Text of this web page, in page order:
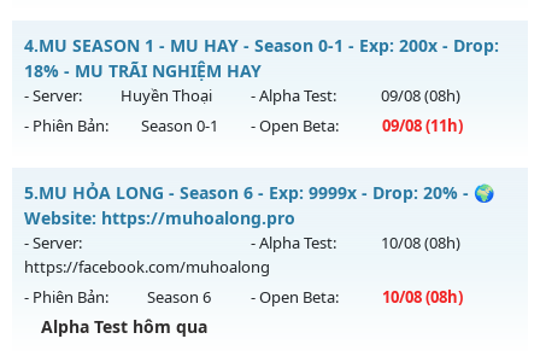
Thể loại: Mu Nguyên bản Webzen
Antihack: IGMU.DEV
Mu mới ra tháng 08 2026 - Mở máy chủ
ngày 06/08/2626
Exp: 9999x - Drop: 999%
Thể loại: Mu Custom thêm đồ mới
Antihack: Anti
4.MU SEASON 1 - MU HAY - Season 0-1 - Exp: 200x - Drop:
18% - MU TRÃI NGHIỆM HAY
- Server: Huyền Thoại - Alpha Test: 09/08(08h)
- Phiên Bản:
Season 0-1 - Open Beta: 09/08(11h)
MU SEASON 1 - MU HAY - MU TRÃI NGHIỆM HAY
Mu mới ra tháng 08 2026 - Mở máy chủ
11h ngày 09/08/2626
Exp: 200x - Drop: 18%
Kiểu reset: Reset In Game
5.MU HỎA LONG - Season 6 - Exp: 9999x - Drop: 20% - 🌍
Website: https://muhoalong.pro
- Server:
https://facebook.com/muhoalong
- Alpha Test: 10/08(08h)
- Phiên Bản: Season 6 - Open Beta: 10/08(08h)
Alpha Test hôm qua